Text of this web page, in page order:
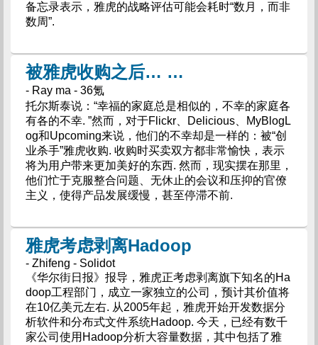
备忘录表示，雅虎的战略评估可能会耗时“数月，而非
数周”.
被雅虎收购之后… …
- Ray ma - 36氪
托尔斯泰说：“幸福的家庭总是相似的，不幸的家庭各
有各的不幸. ”然而，对于Flickr、Delicious、MyBlogL
og和Upcoming来说，他们的不幸却是一样的：被“创
业杀手”雅虎收购. 收购时买卖双方都非常愉快，表示
将为用户带来更加美好的东西. 然而，现实摆在那里，
他们忙于克服整合问题、无休止的会议和压抑的官僚
主义，使得产品发展缓慢，甚至停滞不前.
雅虎考虑剥离Hadoop
- Zhifeng - Solidot
《华尔街日报》报导，雅虎正考虑剥离旗下知名的Ha
doop工程部门，成立一家独立的公司，预计其价值将
在10亿美元左右. 从2005年起，雅虎开始开发数据分
析软件和分布式文件系统Hadoop. 今天，已经有数千
家公司使用Hadoop分析大容量数据，其中包括了雅